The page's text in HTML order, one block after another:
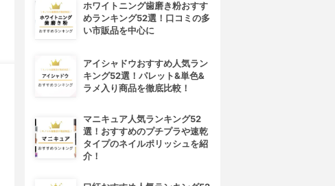
ホワイトニング歯磨き粉おすす
めランキング52選！口コミの多
い市販品を中心に
アイシャドウおすすめ人気ラン
キング52選！パレット&単色&
ラメ入り商品を徹底比較！
マニキュア人気ランキング52
選！おすすめのプチプラや速乾
タイプのネイルポリッシュを紹
介！